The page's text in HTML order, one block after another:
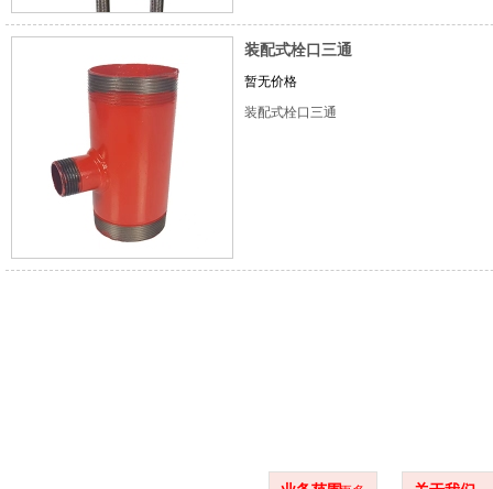
装配式栓口三通
暂无价格
装配式栓口三通